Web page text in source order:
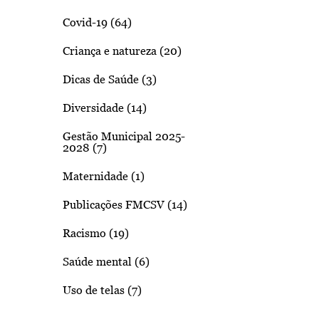
Covid-19 (64)
Criança e natureza (20)
Dicas de Saúde (3)
Diversidade (14)
Gestão Municipal 2025-
2028 (7)
Maternidade (1)
Publicações FMCSV (14)
Racismo (19)
Saúde mental (6)
Uso de telas (7)